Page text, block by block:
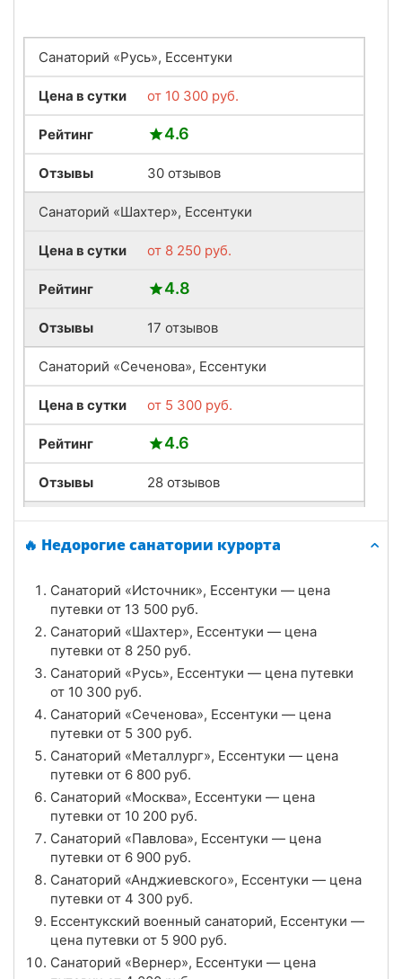
Санаторий «Русь», Ессентуки
Цена в сутки от 10 300 руб.
Рейтинг 4.6
Отзывы 30 отзывов
Санаторий «Шахтер», Ессентуки
Цена в сутки от 8 250 руб.
Рейтинг 4.8
Отзывы 17 отзывов
Санаторий «Сеченова», Ессентуки
Цена в сутки от 5 300 руб.
Рейтинг 4.6
Отзывы 28 отзывов
Санаторий «Источник», Ессентуки
Цена в сутки 13 500 руб.
Рейтинг 4.9
Отзывы 16 отзывов
Санаторий «Металлург», Ессентуки
Цена в сутки от6 800руб.
Рейтинг 4.6
Отзывы 11 отзывов
Санаторий «Анджиевского», Ессентуки
Цена в сутки от4 300
Рейтинг 4.1
Отзывы 39 отзывов
🔥 Недорогие санатории курорта
Санаторий «Источник», Ессентуки — цена
путевки от 13 500 руб.
Санаторий «Шахтер», Ессентуки — цена
путевки от 8 250 руб.
Санаторий «Русь», Ессентуки — цена путевки
от 10 300 руб.
Санаторий «Сеченова», Ессентуки — цена
путевки от 5 300 руб.
Санаторий «Металлург», Ессентуки — цена
путевки от 6 800 руб.
Санаторий «Москва», Ессентуки — цена
путевки от 10 200 руб.
Санаторий «Павлова», Ессентуки — цена
путевки от 6 900 руб.
Санаторий «Анджиевского», Ессентуки — цена
путевки от 4 300 руб.
Ессентукский военный санаторий, Ессентуки —
цена путевки от 5 900 руб.
Санаторий «Вернер», Ессентуки — цена